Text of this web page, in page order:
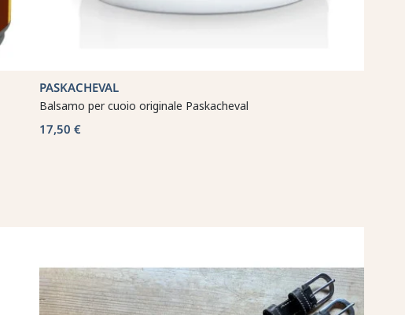
PASKACHEVAL
Balsamo per cuoio originale Paskacheval
17,50 €